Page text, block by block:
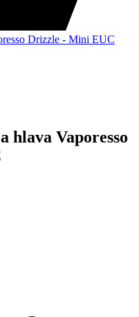
Drizzle - Mini EUC
hlava Vaporesso